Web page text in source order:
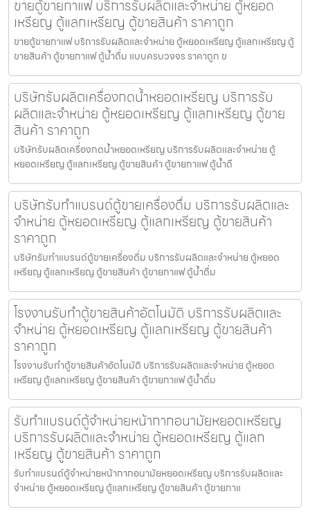
ขายตู้ขายกาแฟ บริการรับผลิตและจำหน่าย ตู้หยอด
เหรียญ ตู้แลกเหรียญ ตู้ขายสินค้า ราคาถูก
ขายตู้ขายกาแฟ บริการรับผลิตและจำหน่าย ตู้หยอดเหรียญ ตู้แลกเหรียญ ตู้
ขายสินค้า ตู้ขายกาแฟ ตู้น้ำดื่ม แบบครบวงจร ราคาถูก ข
บริษัทรับผลิตเครื่องกดน้ำ​หยอดเหรียญ บริการรับ
ผลิตและจำหน่าย ตู้หยอดเหรียญ ตู้แลกเหรียญ ตู้ขาย
สินค้า ราคาถูก
บริษัทรับผลิตเครื่องกดน้ำ​หยอดเหรียญ บริการรับผลิตและจำหน่าย ตู้
หยอดเหรียญ ตู้แลกเหรียญ ตู้ขายสินค้า ตู้ขายกาแฟ ตู้น้ำดื
บริษัทรับทำแบรนด์ตู้ขายเครื่องดื่ม บริการรับผลิตและ
จำหน่าย ตู้หยอดเหรียญ ตู้แลกเหรียญ ตู้ขายสินค้า
ราคาถูก
บริษัทรับทำแบรนด์ตู้ขายเครื่องดื่ม บริการรับผลิตและจำหน่าย ตู้หยอด
เหรียญ ตู้แลกเหรียญ ตู้ขายสินค้า ตู้ขายกาแฟ ตู้น้ำดื่ม
โรงงานรับทำตู้ขายสินค้า​อัตโนมัติ บริการรับผลิตและ
จำหน่าย ตู้หยอดเหรียญ ตู้แลกเหรียญ ตู้ขายสินค้า
ราคาถูก
โรงงานรับทำตู้ขายสินค้า​อัตโนมัติ บริการรับผลิตและจำหน่าย ตู้หยอด
เหรียญ ตู้แลกเหรียญ ตู้ขายสินค้า ตู้ขายกาแฟ ตู้น้ำดื่ม
รับทำแบรนด์ตู้จำหน่ายหน้ากากอนามัยหยอดเหรียญ​​
บริการรับผลิตและจำหน่าย ตู้หยอดเหรียญ ตู้แลก
เหรียญ ตู้ขายสินค้า ราคาถูก
รับทำแบรนด์ตู้จำหน่ายหน้ากากอนามัยหยอดเหรียญ​​ บริการรับผลิตและ
จำหน่าย ตู้หยอดเหรียญ ตู้แลกเหรียญ ตู้ขายสินค้า ตู้ขายกาแ